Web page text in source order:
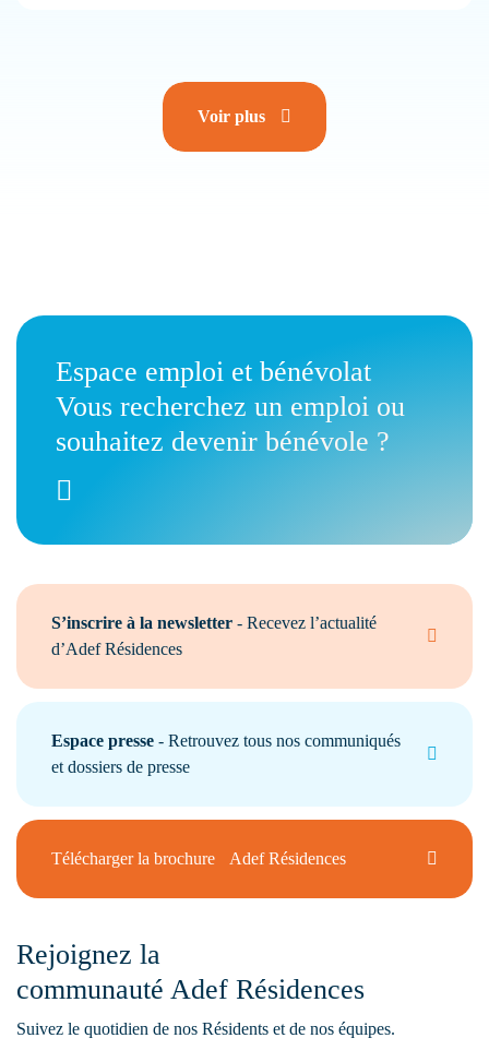
Voir plus
Espace emploi et bénévolat
Vous recherchez un emploi ou
souhaitez devenir bénévole ?
S’inscrire à la newsletter - Recevez l’actualité
d’Adef Résidences
Espace presse - Retrouvez tous nos communiqués
et dossiers de presse
Télécharger la brochure Adef Résidences
Rejoignez la
communauté Adef Résidences
Suivez le quotidien de nos Résidents et de nos équipes.